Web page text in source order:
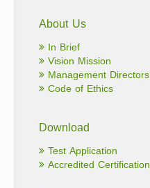
About Us
In Brief
Vision Mission
Management Directors
Code of Ethics
Download
Test Application
Accredited Certification